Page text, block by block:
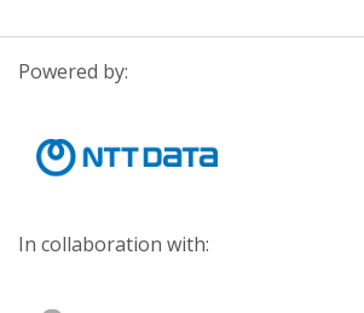
Powered by:
In collaboration with: